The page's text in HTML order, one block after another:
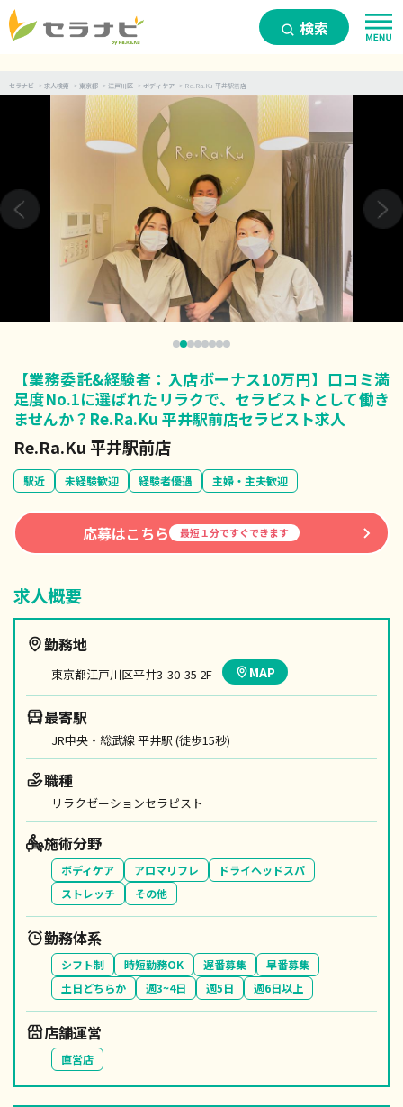
検索
セラナビ > 求人検索 > 東京都 > 江戸川区 > ボディケア > Re.Ra.Ku 平井駅前店
【業務委託&経験者：入店ボーナス10万円】口コミ満
足度No.1に選ばれたリラクで、セラピストとして働き
ませんか？Re.Ra.Ku 平井駅前店セラピスト求人
Re.Ra.Ku 平井駅前店
駅近 未経験歓迎 経験者優遇 主婦・主夫歓迎
応募はこちら 最短１分ですぐできます
求人概要
勤務地
東京都江戸川区平井3-30-35 2F MAP
最寄駅
JR中央・総武線 平井駅 (徒歩15秒)
職種
リラクゼーションセラピスト
施術分野
ボディケア アロマリフレ
ドライヘッドスパ
ストレッチ
その他
勤務体系
シフト制 時短勤務OK 遅番募集
早番募集
土日どちらか
週3~4日 週5日 週6日以上
店舗運営
直営店